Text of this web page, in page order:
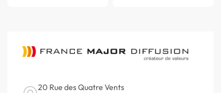
20 Rue des Quatre Vents